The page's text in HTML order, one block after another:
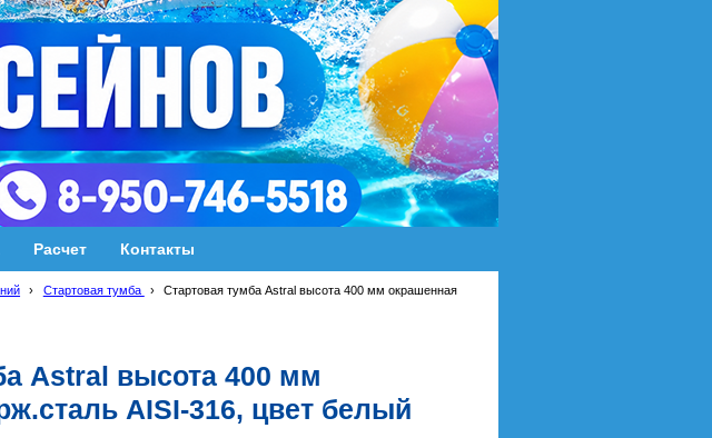
Расчет Контакты
› Стартовая тумба ›
Стартовая тумба Astral высота 400 мм окрашенная
Astral высота 400 мм
AISI-316, цвет белый